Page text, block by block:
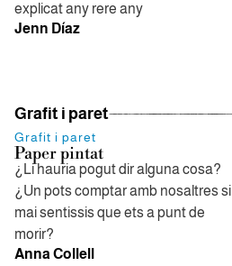
explicat any rere any
Jenn Díaz
Grafit i paret
Grafit i paret
Paper pintat
¿Li hauria pogut dir alguna cosa?
¿Un pots comptar amb nosaltres si
mai sentissis que ets a punt de
morir?
Anna Collell